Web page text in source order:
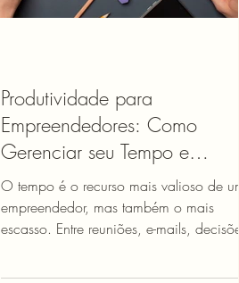
Produtividade para
Empreendedores: Como
Gerenciar seu Tempo e
Maximizar Resultados
O tempo é o recurso mais valioso de um
empreendedor, mas também o mais
escasso. Entre reuniões, e-mails, decisões